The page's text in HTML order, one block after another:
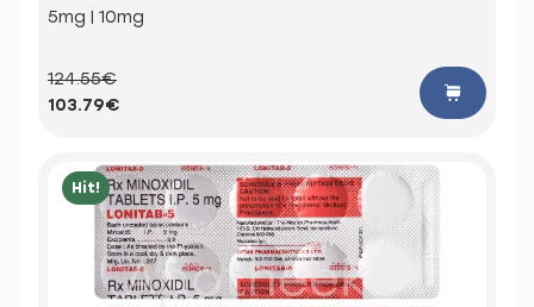
5mg | 10mg
124.55€
103.79€
Hit!